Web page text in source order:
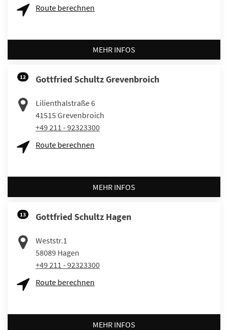
Route berechnen
MEHR INFOS
12 Gottfried Schultz Grevenbroich
Lilienthalstraße 6
41515 Grevenbroich
+49 211 - 92323300
Route berechnen
MEHR INFOS
13 Gottfried Schultz Hagen
Weststr.1
58089 Hagen
+49 211 - 92323300
Route berechnen
MEHR INFOS